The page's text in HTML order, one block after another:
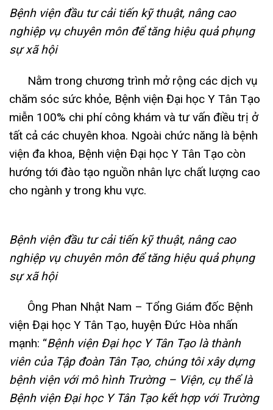
Bệnh viện đầu tư cải tiến kỹ thuật, nâng cao
nghiệp vụ chuyên môn để tăng hiệu quả phụng
sự xã hội
Nằm trong chương trình mở rộng các dịch vụ
chăm sóc sức khỏe, Bệnh viện Đại học Y Tân Tạo
miễn 100% chi phí công khám và tư vấn điều trị ở
tất cả các chuyên khoa. Ngoài chức năng là bệnh
viện đa khoa, Bệnh viện Đại học Y Tân Tạo còn
hướng tới đào tạo nguồn nhân lực chất lượng cao
cho ngành y trong khu vực.
Bệnh viện đầu tư cải tiến kỹ thuật, nâng cao
nghiệp vụ chuyên môn để tăng hiệu quả phụng
sự xã hội
Ông Phan Nhật Nam – Tổng Giám đốc Bệnh
viện Đại học Y Tân Tạo, huyện Đức Hòa nhấn
mạnh: “Bệnh viện Đại học Y Tân Tạo là thành
viên của Tập đoàn Tân Tạo, chúng tôi xây dựng
bệnh viện với mô hình Trường – Viện, cụ thể là
Bệnh viện Đại học Y Tân Tạo kết hợp với Trường